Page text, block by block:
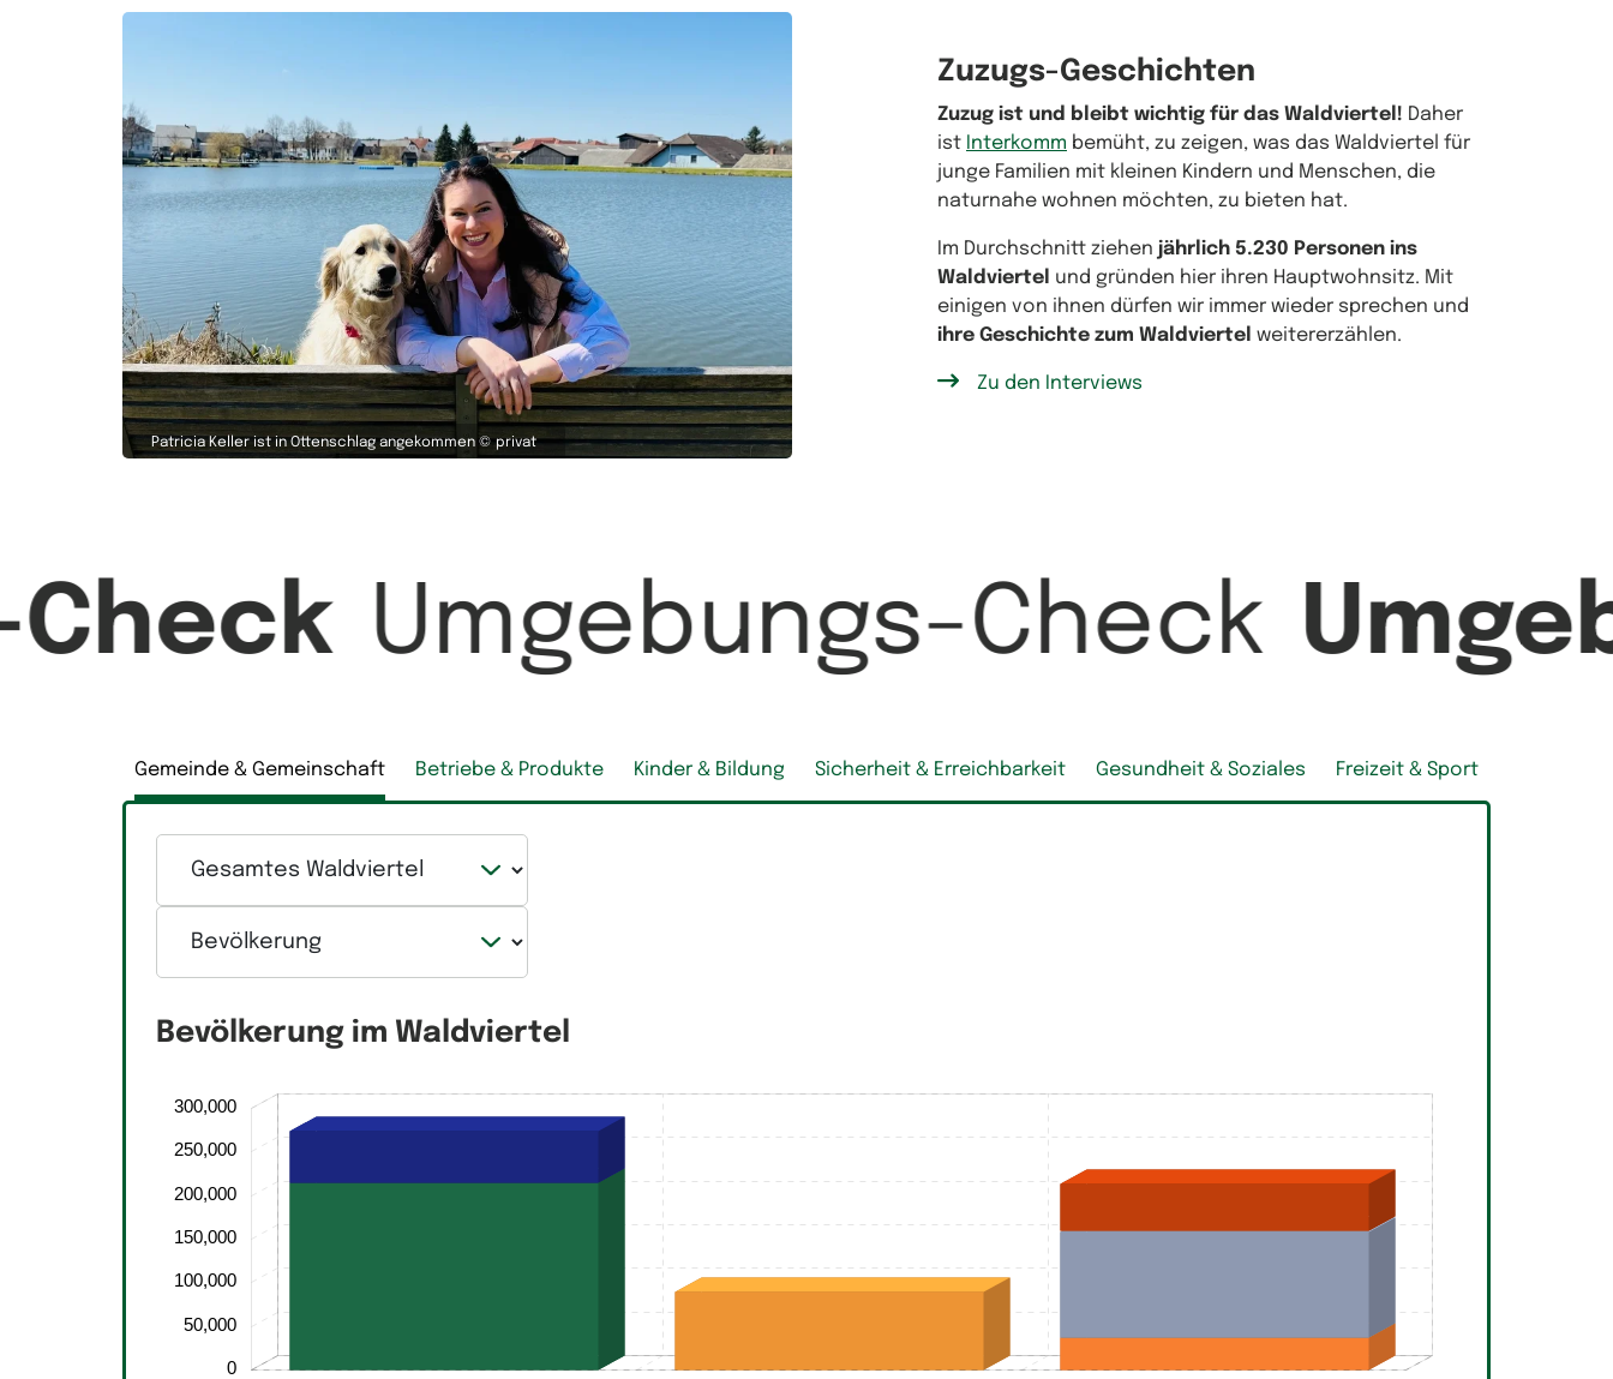
Patricia Keller ist in Ottenschlag angekommen © privat
Zuzugs-Geschichten
Zuzug ist und bleibt wichtig für das Waldviertel! Daher
ist Interkomm bemüht, zu zeigen, was das Waldviertel für
junge Familien mit kleinen Kindern und Menschen, die
naturnahe wohnen möchten, zu bieten hat.
Im Durchschnitt ziehen jährlich 5.230 Personen ins
Waldviertel und gründen hier ihren Hauptwohnsitz. Mit
einigen von ihnen dürfen wir immer wieder sprechen und
ihre Geschichte zum Waldviertel weitererzählen.
Zu den Interviews
Check Umgebungs-Check
Gemeinde & Gemeinschaft Betriebe & Produkte Kinder & Bildung Sicherheit & Erreichbarkeit Gesundheit & Soziales Freizeit & Sport
Bevölkerung im Waldviertel
0
50,000
100,000
150,000
200,000
250,000
300,000